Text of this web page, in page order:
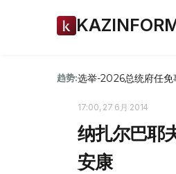
趋势:选举-2026总统府任免
17:00, 27 6月 2014
纳扎尔巴耶
安康